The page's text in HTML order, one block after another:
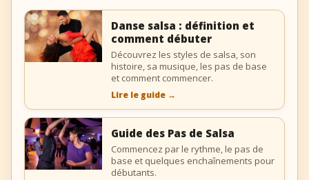
Danse salsa : définition et
comment débuter
Découvrez les styles de salsa, son
histoire, sa musique, les pas de base
et comment commencer.
Lire le guide →
Guide des Pas de Salsa
Commencez par le rythme, le pas de
base et quelques enchaînements pour
débutants.